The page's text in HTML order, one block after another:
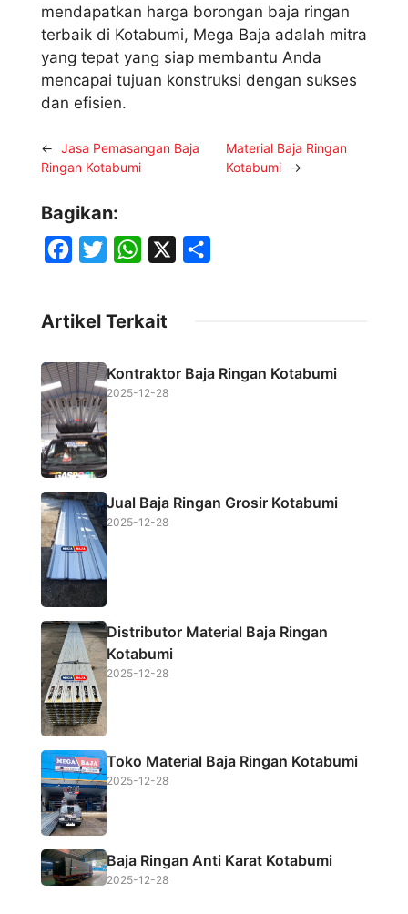
mendapatkan harga borongan baja ringan
terbaik di Kotabumi, Mega Baja adalah mitra
yang tepat yang siap membantu Anda
mencapai tujuan konstruksi dengan sukses
dan efisien.
← Jasa Pemasangan Baja
Ringan Kotabumi
Material Baja Ringan
Kotabumi →
Bagikan:
e
b
o
o
k
t
e
W
t
A
Artikel Terkait
Kontraktor Baja Ringan Kotabumi
2025-12-28
Jual Baja Ringan Grosir Kotabumi
2025-12-28
Distributor Material Baja Ringan
Kotabumi
2025-12-28
Toko Material Baja Ringan Kotabumi
2025-12-28
Baja Ringan Anti Karat Kotabumi
2025-12-28